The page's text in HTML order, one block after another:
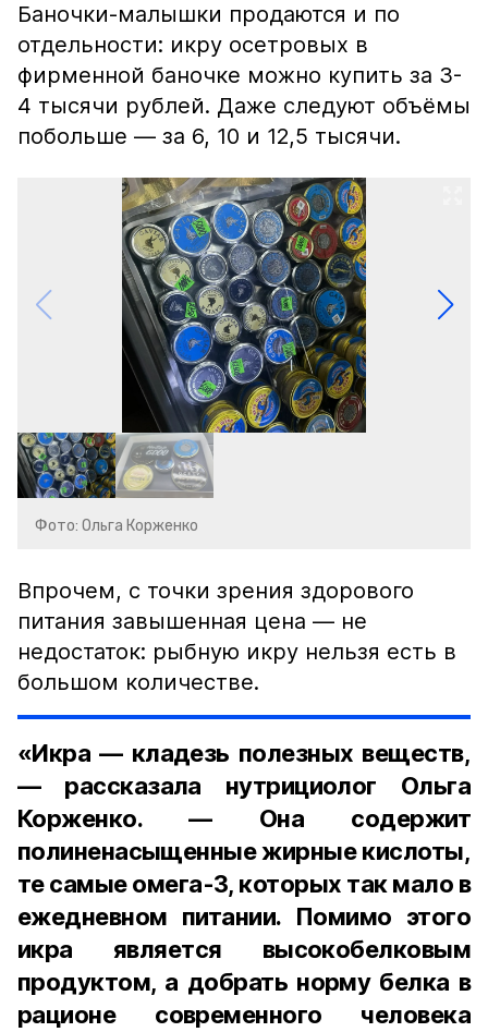
Баночки-малышки продаются и по
отдельности: икру осетровых в
фирменной баночке можно купить за 3-
4 тысячи рублей. Даже следуют объёмы
побольше — за 6, 10 и 12,5 тысячи.
Фото: Ольга Корженко
Впрочем, с точки зрения здорового
питания завышенная цена — не
недостаток: рыбную икру нельзя есть в
большом количестве.
«Икра — кладезь полезных веществ,
— рассказала нутрициолог Ольга
Корженко. — Она содержит
полиненасыщенные жирные кислоты,
те самые омега-3, которых так мало в
ежедневном питании. Помимо этого
икра является высокобелковым
продуктом, а добрать норму белка в
рационе современного человека